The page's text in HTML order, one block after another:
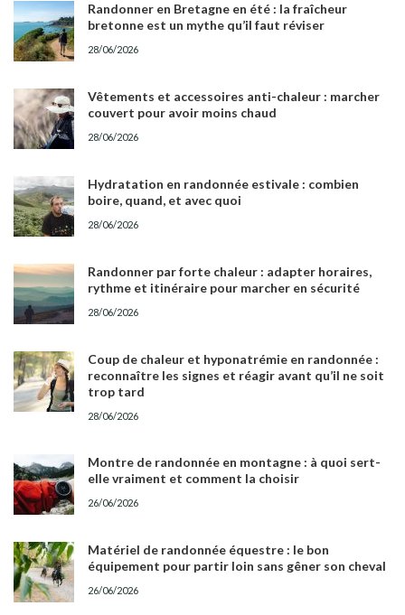
Randonner en Bretagne en été : la fraîcheur
bretonne est un mythe qu’il faut réviser
28/06/2026
Vêtements et accessoires anti-chaleur : marcher
couvert pour avoir moins chaud
28/06/2026
Hydratation en randonnée estivale : combien
boire, quand, et avec quoi
28/06/2026
Randonner par forte chaleur : adapter horaires,
rythme et itinéraire pour marcher en sécurité
28/06/2026
Coup de chaleur et hyponatrémie en randonnée :
reconnaître les signes et réagir avant qu’il ne soit
trop tard
28/06/2026
Montre de randonnée en montagne : à quoi sert-
elle vraiment et comment la choisir
26/06/2026
Matériel de randonnée équestre : le bon
équipement pour partir loin sans gêner son cheval
26/06/2026